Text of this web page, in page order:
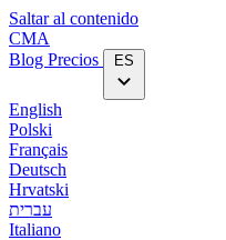
Saltar al contenido
CMA
Blog‎ Precios ES
English
Polski
Français
Deutsch
Hrvatski
עברית
Italiano